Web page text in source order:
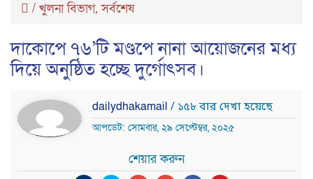
/ খুলনা বিভাগ,সর্বশেষ
দাকোপে ৭৬’টি মণ্ডপে নানা আয়োজনের মধ্য
দিয়ে অনুষ্ঠিত হচ্ছে দুর্গোৎসব।
dailydhakamail / ১৫৮ বার দেখা হয়েছে
আপডেট: সোমবার, ২৯ সেপ্টেম্বর, ২০২৫
শেয়ার করুন